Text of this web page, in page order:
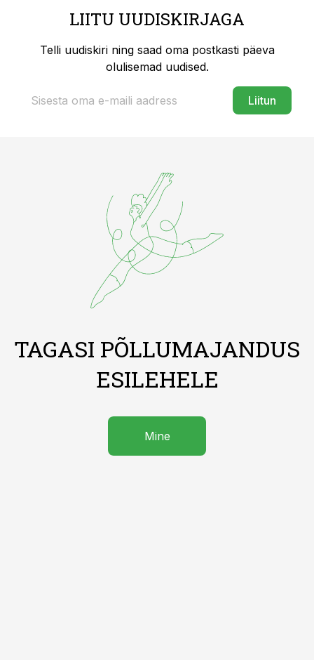
LIITU UUDISKIRJAGA
Telli uudiskiri ning saad oma postkasti päeva
olulisemad uudised.
Liitun
TAGASI PÕLLUMAJANDUS
ESILEHELE
Mine